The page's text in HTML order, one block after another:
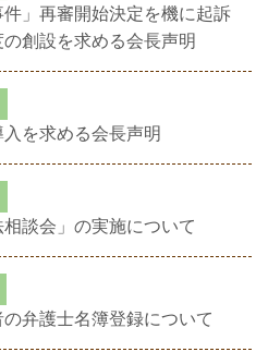
件」再審開始決定を機に起訴
創設を求める会長声明
を求める会長声明
相談会」の実施について
弁護士名簿登録について